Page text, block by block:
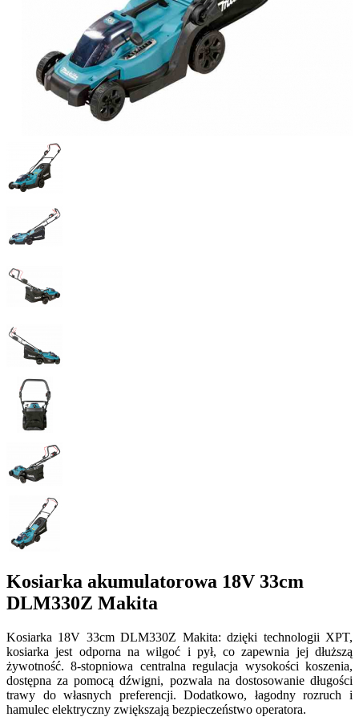
Kosiarka akumulatorowa 18V 33cm
DLM330Z Makita
Kosiarka 18V 33cm DLM330Z Makita: dzięki technologii XPT,
kosiarka jest odporna na wilgoć i pył, co zapewnia jej dłuższą
żywotność. 8-stopniowa centralna regulacja wysokości koszenia,
dostępna za pomocą dźwigni, pozwala na dostosowanie długości
trawy do własnych preferencji. Dodatkowo, łagodny rozruch i
hamulec elektryczny zwiększają bezpieczeństwo operatora.